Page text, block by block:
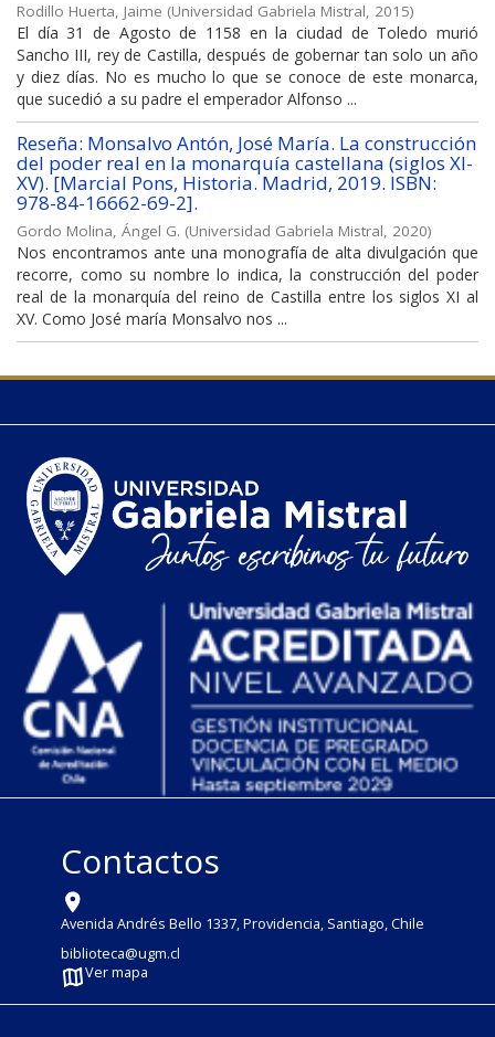
Rodillo Huerta, Jaime (Universidad Gabriela Mistral, 2015)
El día 31 de Agosto de 1158 en la ciudad de Toledo murió
Sancho III, rey de Castilla, después de gobernar tan solo un año
y diez días. No es mucho lo que se conoce de este monarca,
que sucedió a su padre el emperador Alfonso ...
Reseña: Monsalvo Antón, José María. La construcción
del poder real en la monarquía castellana (siglos XI-
XV). [Marcial Pons, Historia. Madrid, 2019. ISBN:
978-84-16662-69-2].
Gordo Molina, Ángel G. (Universidad Gabriela Mistral, 2020)
Nos encontramos ante una monografía de alta divulgación que
recorre, como su nombre lo indica, la construcción del poder
real de la monarquía del reino de Castilla entre los siglos XI al
XV. Como José maría Monsalvo nos ...
Contactos
Avenida Andrés Bello 1337, Providencia, Santiago, Chile
biblioteca@ugm.cl
Ver mapa